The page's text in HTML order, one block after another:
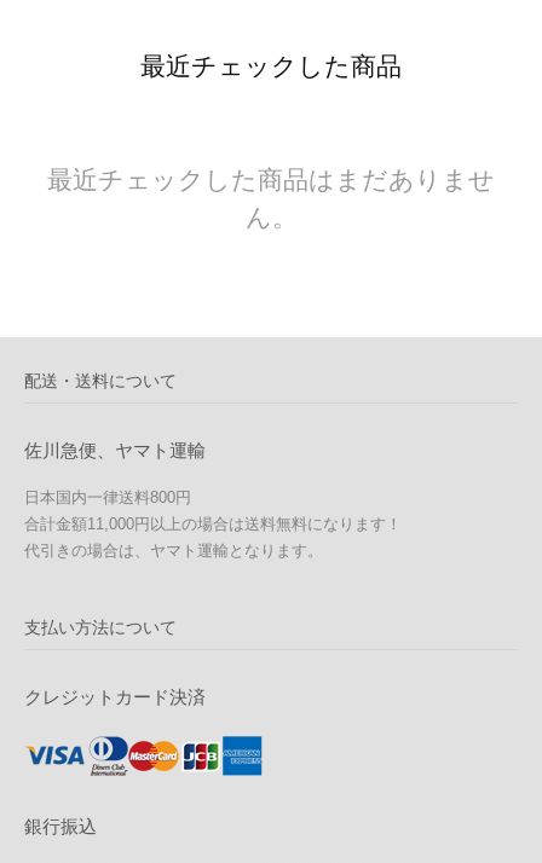
最近チェックした商品
最近チェックした商品はまだありませ
ん。
配送・送料について
佐川急便、ヤマト運輸
日本国内一律送料800円
合計金額11,000円以上の場合は送料無料になります！
代引きの場合は、ヤマト運輸となります。
支払い方法について
クレジットカード決済
銀行振込